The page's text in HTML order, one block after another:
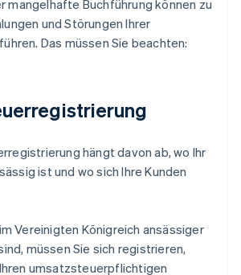
mangelhafte Buchführung können zu
und Störungen Ihrer
Das müssen Sie beachten:
hängt davon ab, wo Ihr
ist und wo sich Ihre Kunden
Vereinigten Königreich ansässiger
müssen Sie sich registrieren,
umsatzsteuerpflichtigen